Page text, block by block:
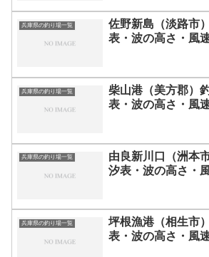
兵庫県の釣り場一覧
佐野新島（淡路市
表・波の高さ・風
兵庫県の釣り場一覧
柴山港（美方郡）
表・波の高さ・風
兵庫県の釣り場一覧
由良新川口（洲本
汐表・波の高さ・
兵庫県の釣り場一覧
坪根漁港（相生市
表・波の高さ・風